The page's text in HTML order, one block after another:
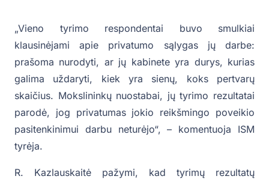
„Vieno tyrimo respondentai buvo smulkiai
klausinėjami apie privatumo sąlygas jų darbe:
prašoma nurodyti, ar jų kabinete yra durys, kurias
galima uždaryti, kiek yra sienų, koks pertvarų
skaičius. Mokslininkų nuostabai, jų tyrimo rezultatai
parodė, jog privatumas jokio reikšmingo poveikio
pasitenkinimui darbu neturėjo“, – komentuoja ISM
tyrėja.
R. Kazlauskaitė pažymi, kad tyrimų rezultatų